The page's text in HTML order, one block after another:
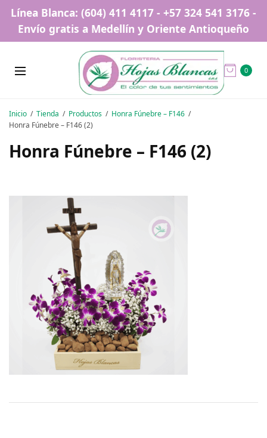
Línea Blanca: (604) 411 4117 - +57 324 541 3176 -
Envío gratis a Medellín y Oriente Antioqueño
0
Inicio Tienda Productos
Honra Fúnebre – F146
Honra Fúnebre – F146 (2)
Honra Fúnebre – F146 (2)